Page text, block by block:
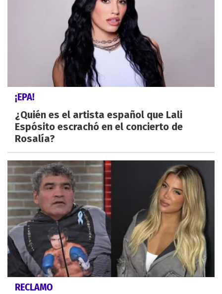
¡EPA!
¿Quién es el artista español que Lali
Espósito escrachó en el concierto de
Rosalía?
RECLAMO